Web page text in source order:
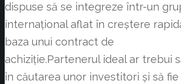
dispuse să se integreze într-un
internațional aflat în creștere
baza unui contract de
achiziție.Partenerul ideal ar trebui
în căutarea unor investitori și să fie